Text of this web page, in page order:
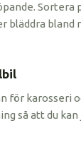
Sortera
bläddra bland
för karosseri
så att du